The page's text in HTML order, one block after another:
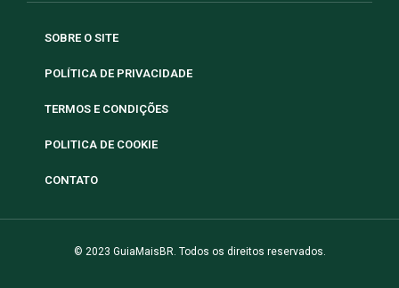
SOBRE O SITE
POLÍTICA DE PRIVACIDADE
TERMOS E CONDIÇÕES
POLITICA DE COOKIE
CONTATO
© 2023 GuiaMaisBR. Todos os direitos reservados.